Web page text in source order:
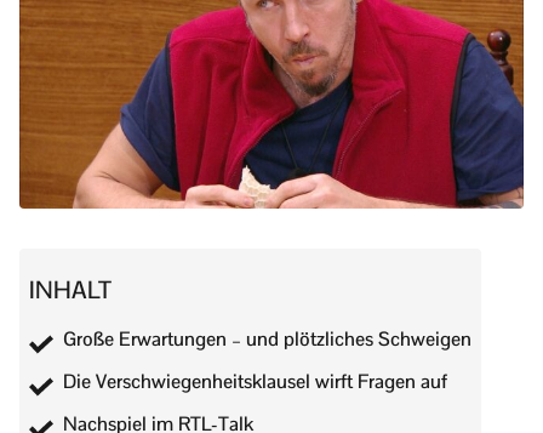
INHALT
Große Erwartungen – und plötzliches Schweigen
Die Verschwiegenheitsklausel wirft Fragen auf
Nachspiel im RTL-Talk